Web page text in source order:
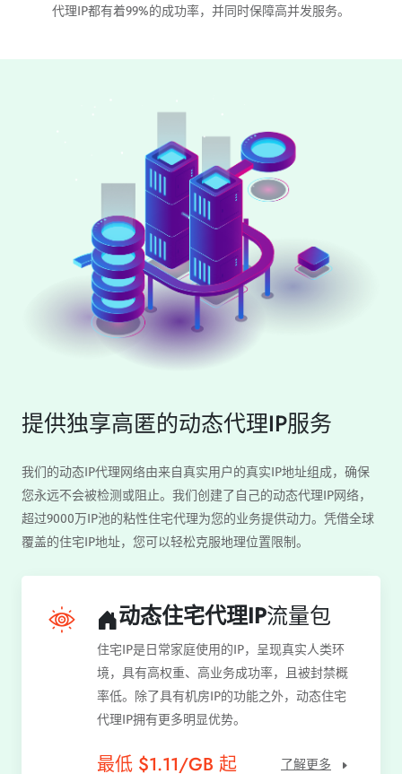
代理IP都有着99%的成功率，并同时保障高并发服务。
提供独享高匿的动态代理IP服务
我们的动态IP代理网络由来自真实用户的真实IP地址组成，确保
您永远不会被检测或阻止。我们创建了自己的动态代理IP网络，
超过9000万IP池的粘性住宅代理为您的业务提供动力。凭借全球
覆盖的住宅IP地址，您可以轻松克服地理位置限制。
动态住宅代理IP流量包
住宅IP是日常家庭使用的IP，呈现真实人类环
境，具有高权重、高业务成功率，且被封禁概
率低。除了具有机房IP的功能之外，动态住宅
代理IP拥有更多明显优势。
最低 $1.11/GB 起 了解更多